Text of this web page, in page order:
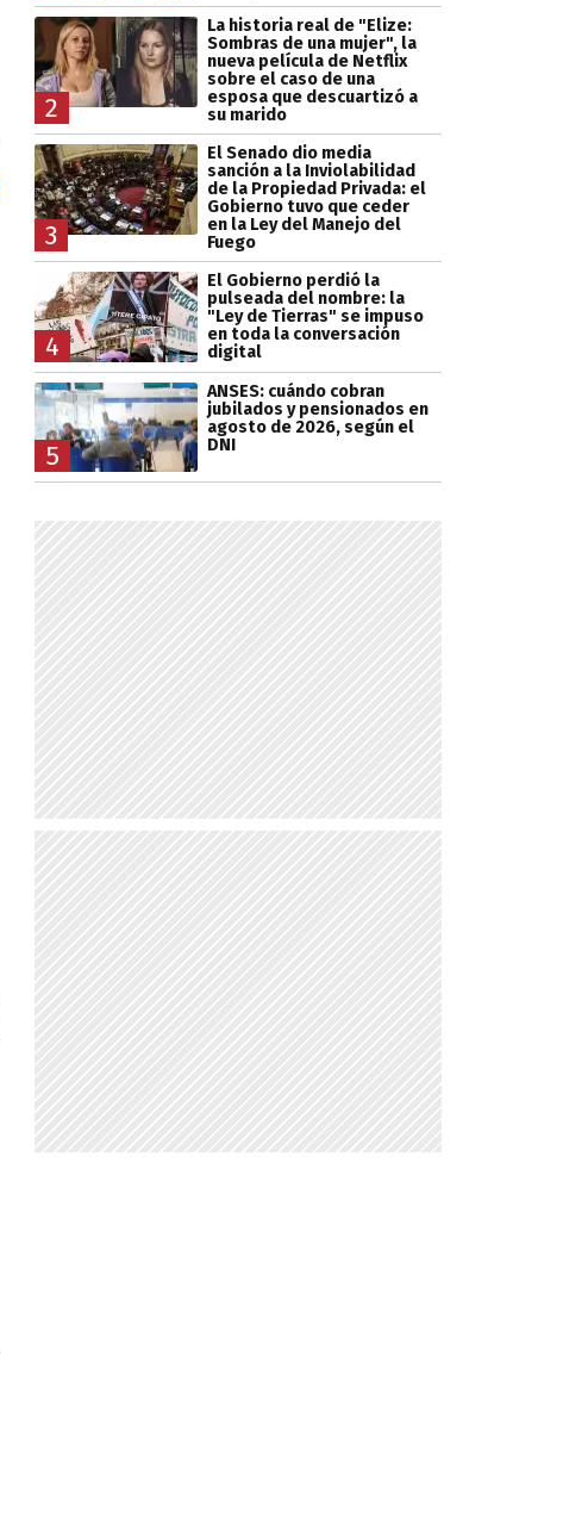
2
La historia real de "Elize:
Sombras de una mujer", la
nueva película de Netflix
sobre el caso de una
esposa que descuartizó a
su marido
3
El Senado dio media
sanción a la Inviolabilidad
de la Propiedad Privada: el
Gobierno tuvo que ceder
en la Ley del Manejo del
Fuego
4
El Gobierno perdió la
pulseada del nombre: la
"Ley de Tierras" se impuso
en toda la conversación
digital
5
ANSES: cuándo cobran
jubilados y pensionados en
agosto de 2026, según el
DNI